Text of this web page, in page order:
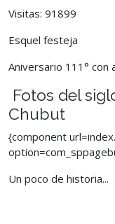
Visitas: 91899
Esquel festeja
Aniversario 111° con
Fotos del
Chubut
{component
Un poco de historia...